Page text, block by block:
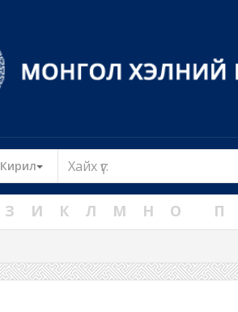
Кирил Toggle Dropdown
З И К Л М Н О П